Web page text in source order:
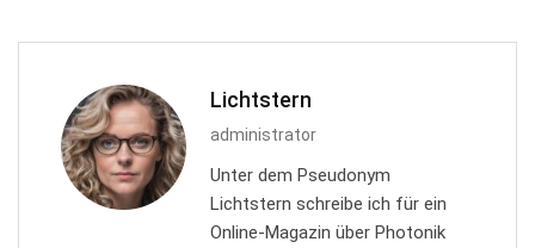
Lichtstern
administrator
Unter dem Pseudonym
Lichtstern schreibe ich für ein
Online-Magazin über Photonik